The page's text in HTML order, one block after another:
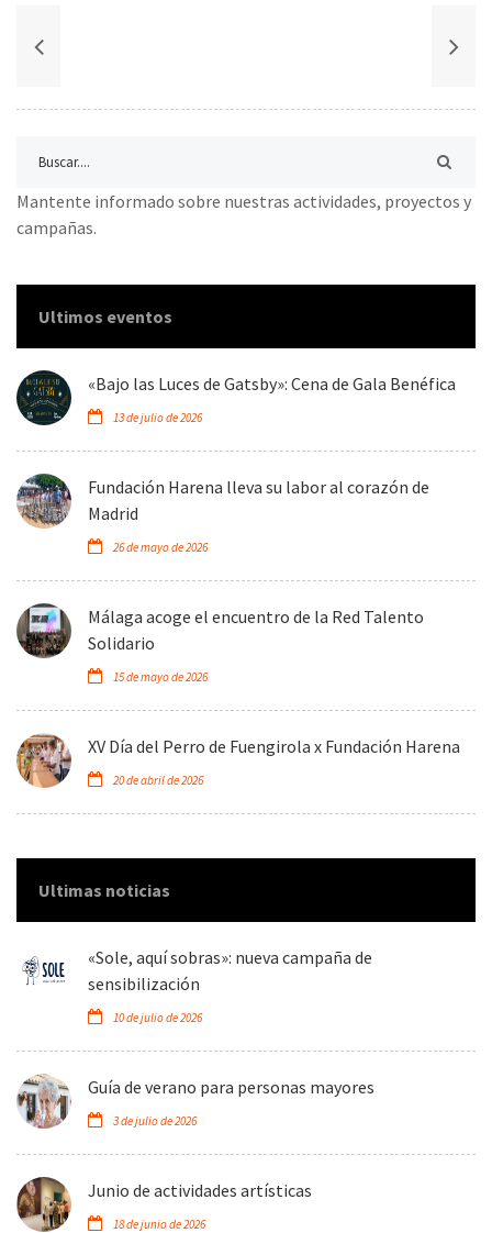
Mantente informado sobre nuestras actividades, proyectos y
campañas.
Ultimos eventos
«Bajo las Luces de Gatsby»: Cena de Gala Benéfica
13 de julio de 2026
Fundación Harena lleva su labor al corazón de
Madrid
26 de mayo de 2026
Málaga acoge el encuentro de la Red Talento
Solidario
15 de mayo de 2026
XV Día del Perro de Fuengirola x Fundación Harena
20 de abril de 2026
Ultimas noticias
«Sole, aquí sobras»: nueva campaña de
sensibilización
10 de julio de 2026
Guía de verano para personas mayores
3 de julio de 2026
Junio de actividades artísticas
18 de junio de 2026